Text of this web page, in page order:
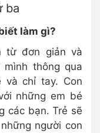
ba
làm gì?
từ đơn giản và
thông qua
chỉ tay. Con
những em bé
các bạn. Trẻ sẽ
người con